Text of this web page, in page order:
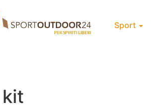
Sport
kit